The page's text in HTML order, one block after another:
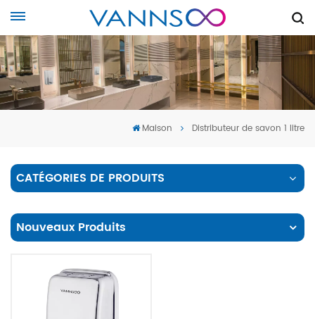
Maison Distributeur de savon 1 litre
CATÉGORIES DE PRODUITS
Nouveaux Produits